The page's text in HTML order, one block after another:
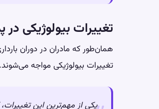
تغییرات بیولوژیکی در
همان‌طور که مادران در دوران
تغییرات بیولوژیکی مواجه می‌شوند.
یکی از مهم‌ترین این